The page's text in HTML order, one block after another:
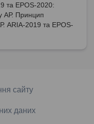
та EPOS-2020:
АР. Принцип
ARIA-2019 та EPOS-
сайту
даних